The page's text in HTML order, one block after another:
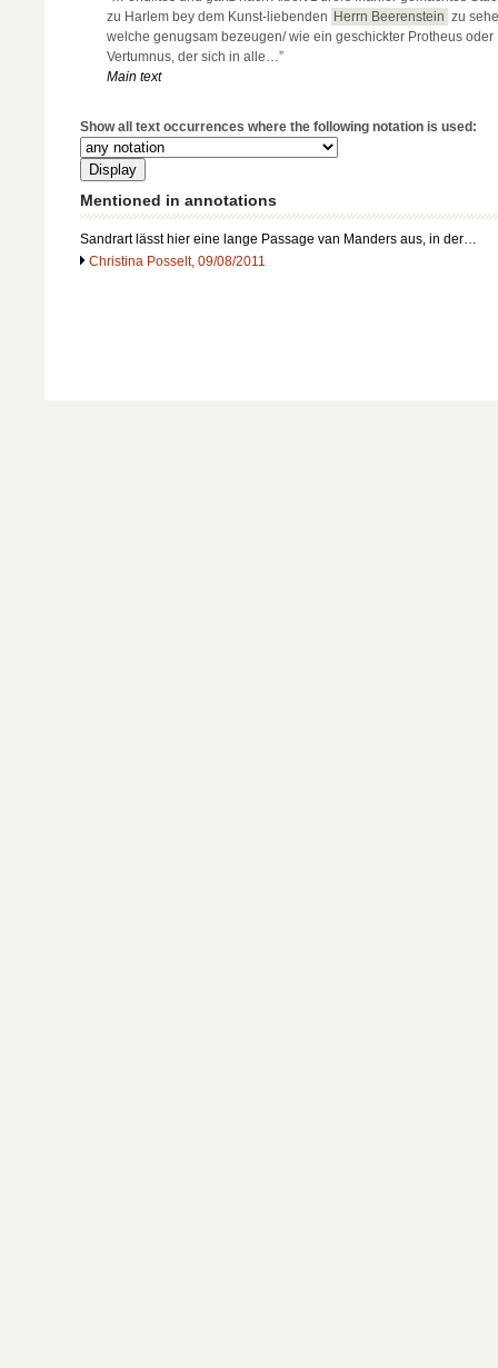
zu Harlem bey dem Kunst-liebenden Herrn Beerenstein zu
welche genugsam bezeugen/ wie ein geschickter Protheus oder
Vertumnus, der sich in alle…”
Main text
Show all text occurrences where the following notation is used:
Mentioned in annotations
Sandrart lässt hier eine lange Passage van Manders aus, in der…
Christina Posselt, 09/08/2011